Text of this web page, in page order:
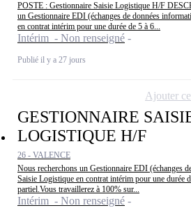
POSTE : Gestionnaire Saisie Logistique H/F
un Gestionnaire EDI (échanges de données
en contrat intérim pour une durée de 5 à 6...
Intérim - Non renseigné
Publié il y a 27 jours
GESTIONNAIRE
LOGISTIQUE H/F
26 - VALENCE
Nous recherchons un Gestionnaire EDI (échanges
Saisie Logistique en contrat intérim pour une durée
partiel.Vous travaillerez à 100% sur...
Intérim - Non renseigné
Ajouter